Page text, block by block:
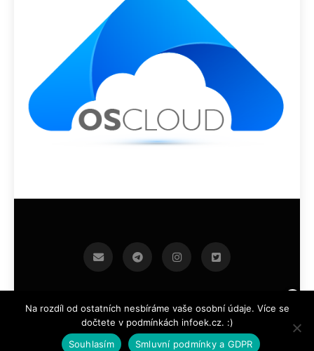
infoek.cz 2026.Developed By BlazeThemes .
Na rozdíl od ostatních nesbíráme vaše osobní údaje. Více se
dočtete v podmínkách infoek.cz. :)
Souhlasím
Smluvní podmínky a GDPR